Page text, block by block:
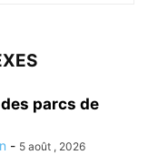
parcs de
- 5 août , 2026